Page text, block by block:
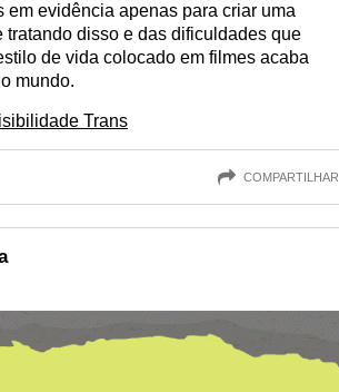
evidência apenas para criar uma
disso e das dificuldades que
de vida colocado em filmes acaba
mundo.
Trans
COMPARTILHAR